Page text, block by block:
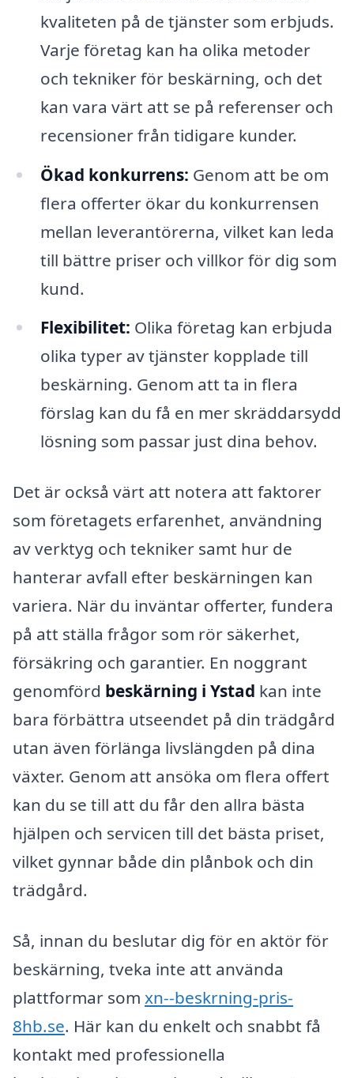
kvaliteten på de tjänster som erbjuds.
Varje företag kan ha olika metoder
och tekniker för beskärning, och det
kan vara värt att se på referenser och
recensioner från tidigare kunder.
Ökad konkurrens: Genom att be om
flera offerter ökar du konkurrensen
mellan leverantörerna, vilket kan leda
till bättre priser och villkor för dig som
kund.
Flexibilitet: Olika företag kan erbjuda
olika typer av tjänster kopplade till
beskärning. Genom att ta in flera
förslag kan du få en mer skräddarsydd
lösning som passar just dina behov.
Det är också värt att notera att faktorer
som företagets erfarenhet, användning
av verktyg och tekniker samt hur de
hanterar avfall efter beskärningen kan
variera. När du inväntar offerter, fundera
på att ställa frågor som rör säkerhet,
försäkring och garantier. En noggrant
genomförd beskärning i Ystad kan inte
bara förbättra utseendet på din trädgård
utan även förlänga livslängden på dina
växter. Genom att ansöka om flera offert
kan du se till att du får den allra bästa
hjälpen och servicen till det bästa priset,
vilket gynnar både din plånbok och din
trädgård.
Så, innan du beslutar dig för en aktör för
beskärning, tveka inte att använda
plattformar som xn--beskrning-pris-
8hb.se. Här kan du enkelt och snabbt få
kontakt med professionella